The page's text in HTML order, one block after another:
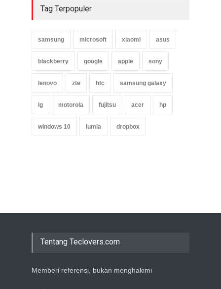
Tag Terpopuler
samsung microsoft xiaomi asus
blackberry google apple sony
lenovo zte htc samsung galaxy
lg motorola fujitsu acer hp
windows 10 lumia dropbox
Tentang Teclovers.com
Memberi referensi, bukan menghakimi